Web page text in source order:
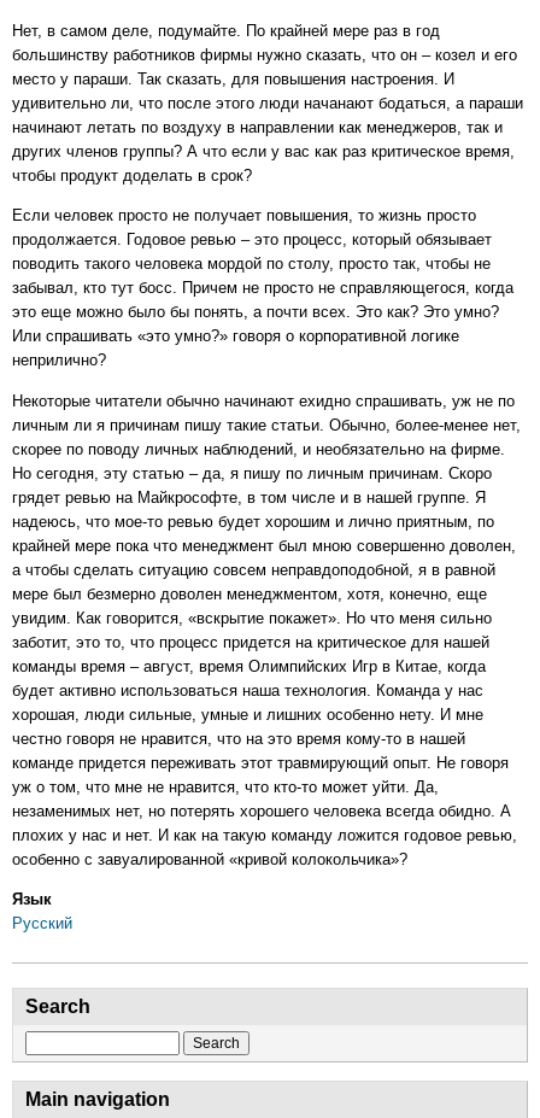
Нет, в самом деле, подумайте. По крайней мере раз в год
большинству работников фирмы нужно сказать, что он – козел и его
место у параши. Так сказать, для повышения настроения. И
удивительно ли, что после этого люди начанают бодаться, а параши
начинают летать по воздуху в направлении как менеджеров, так и
других членов группы? А что если у вас как раз критическое время,
чтобы продукт доделать в срок?
Если человек просто не получает повышения, то жизнь просто
продолжается. Годовое ревью – это процесс, который обязывает
поводить такого человека мордой по столу, просто так, чтобы не
забывал, кто тут босс. Причем не просто не справляющегося, когда
это еще можно было бы понять, а почти всех. Это как? Это умно?
Или спрашивать «это умно?» говоря о корпоративной логике
неприлично?
Некоторые читатели обычно начинают ехидно спрашивать, уж не по
личным ли я причинам пишу такие статьи. Обычно, более-менее нет,
скорее по поводу личных наблюдений, и необязательно на фирме.
Но сегодня, эту статью – да, я пишу по личным причинам. Скоро
грядет ревью на Майкрософте, в том числе и в нашей группе. Я
надеюсь, что мое-то ревью будет хорошим и лично приятным, по
крайней мере пока что менеджмент был мною совершенно доволен,
а чтобы сделать ситуацию совсем неправдоподобной, я в равной
мере был безмерно доволен менеджментом, хотя, конечно, еще
увидим. Как говорится, «вскрытие покажет». Но что меня сильно
заботит, это то, что процесс придется на критическое для нашей
команды время – август, время Олимпийских Игр в Китае, когда
будет активно использоваться наша технология. Команда у нас
хорошая, люди сильные, умные и лишних особенно нету. И мне
честно говоря не нравится, что на это время кому-то в нашей
команде придется переживать этот травмирующий опыт. Не говоря
уж о том, что мне не нравится, что кто-то может уйти. Да,
незаменимых нет, но потерять хорошего человека всегда обидно. А
плохих у нас и нет. И как на такую команду ложится годовое ревью,
особенно с завуалированной «кривой колокольчика»?
Язык
Русский
Search
Main navigation